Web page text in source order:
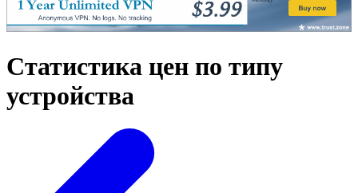
Статистика цен по типу
устройства